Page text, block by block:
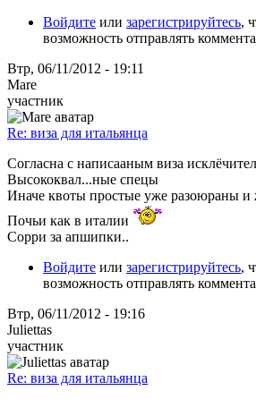
Войдите или зарегистрируйтесь,
возможность отправлять
Втр, 06/11/2012 - 19:11
Mare
участник
Re: виза для итальянца
Согласна с написааным виза
Высококвал...ные спецы
Иначе квоты простые уже разоюраны и
Почьи как в италии
Сорри за апшипки..
Войдите или зарегистрируйтесь,
возможность отправлять
Втр, 06/11/2012 - 19:16
Juliettas
участник
Re: виза для итальянца